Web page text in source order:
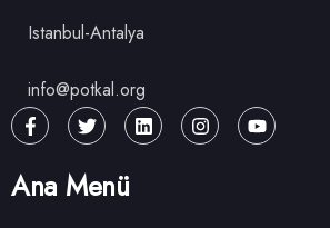
Istanbul-Antalya
info@potkal.org
Ana Menü